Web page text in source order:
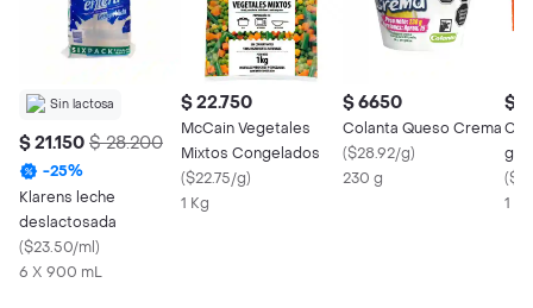
Sin lactosa
$ 21.150 $ 28.200
-25%
Klarens leche
deslactosada
($23.50/ml)
6 X 900 mL
$ 22.750
McCain Vegetales
Mixtos Congelados
($22.75/g)
1 Kg
$ 6650
Colanta Queso Crema
($28.92/g)
230 g
$
g
(
1 X